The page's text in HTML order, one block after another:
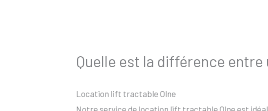
Quelle est la différence
Location lift tractable Olne